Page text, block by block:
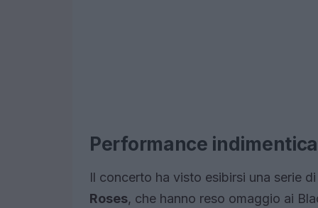
Performance
Il concerto ha visto esibirsi una serie
Roses, che hanno reso omaggio ai